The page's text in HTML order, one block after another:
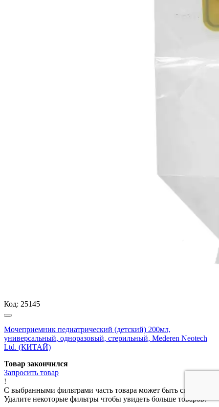
Код: 25145
Мочеприемник педиатрический (детский) 200мл,
универсальный, одноразовый, стерильный, Mederen Neotech
Ltd. (КИТАЙ)
Товар закончился
Запросить товар
!
С выбранными фильтрами часть товара может быть скрыта.
Удалите некоторые фильтры чтобы увидеть больше товаров.